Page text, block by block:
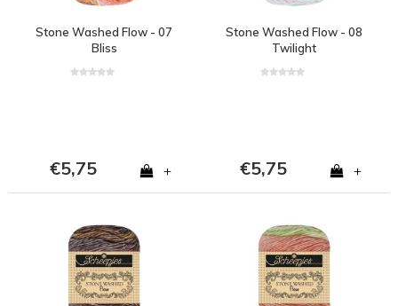
Stone Washed Flow - 07
Bliss
€5,75 +
Stone Washed Flow - 08
Twilight
€5,75 +